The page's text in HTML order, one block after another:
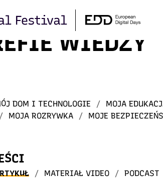
WIEDZY
DOM I TECHNOLOGIE / MOJA
/ MOJA ROZRYWKA / MOJE
/ MATERIAŁ VIDEO / PODCAST